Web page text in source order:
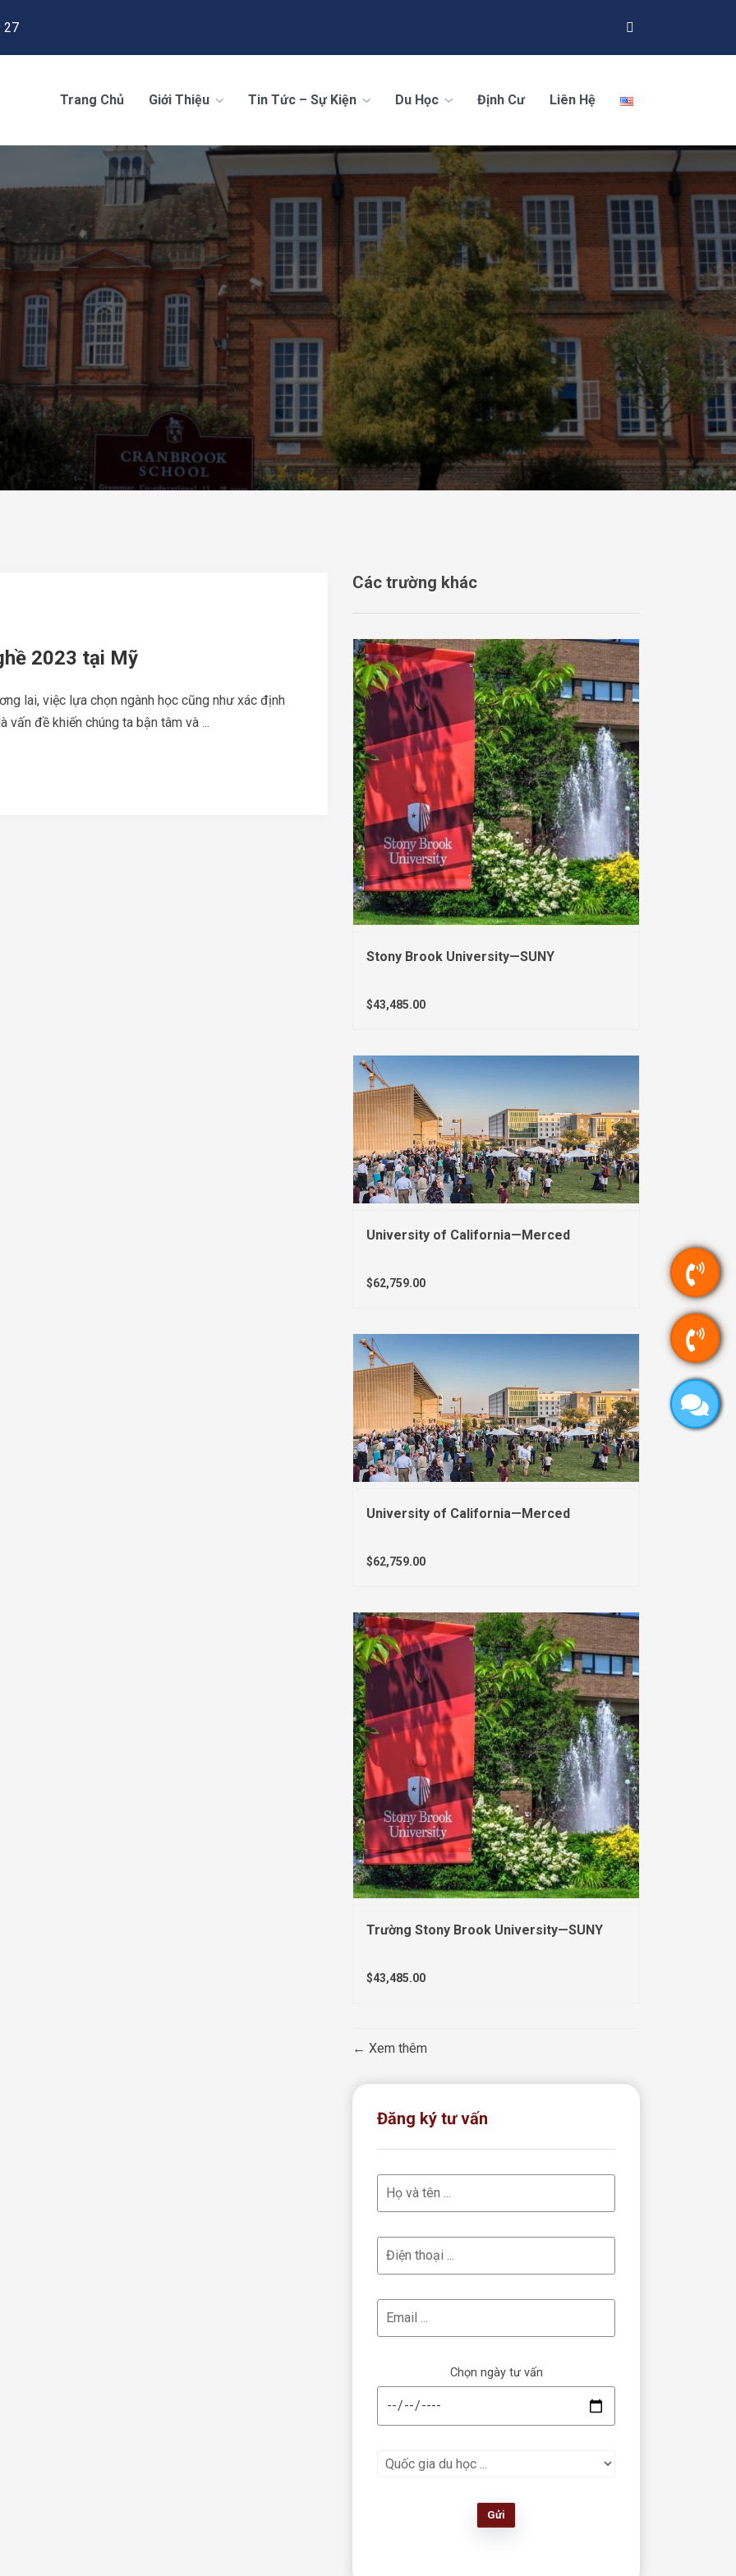
27
Trang Chủ Giới Thiệu Tin Tức – Sự Kiện Du Học Định Cư Liên Hệ
2023 tại Mỹ
lai, việc lựa chọn ngành học cũng như xác định
đề khiến chúng ta bận tâm và ...
Các trường khác
Stony Brook University—SUNY
$43,485.00
University of California—Merced
$62,759.00
University of California—Merced
$62,759.00
Trường Stony Brook University—SUNY
$43,485.00
Xem thêm
Đăng ký tư vấn
Chọn ngày tư vấn
Gửi